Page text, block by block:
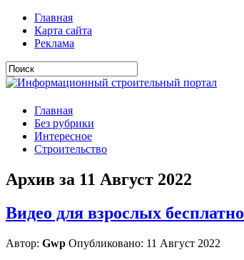
Главная
Карта сайта
Реклама
Главная
Без рубрики
Интересное
Строительство
Архив за 11 Август 2022
Видео для взрослых бесплатно
Автор: Gwp Опубликовано: 11 Август 2022